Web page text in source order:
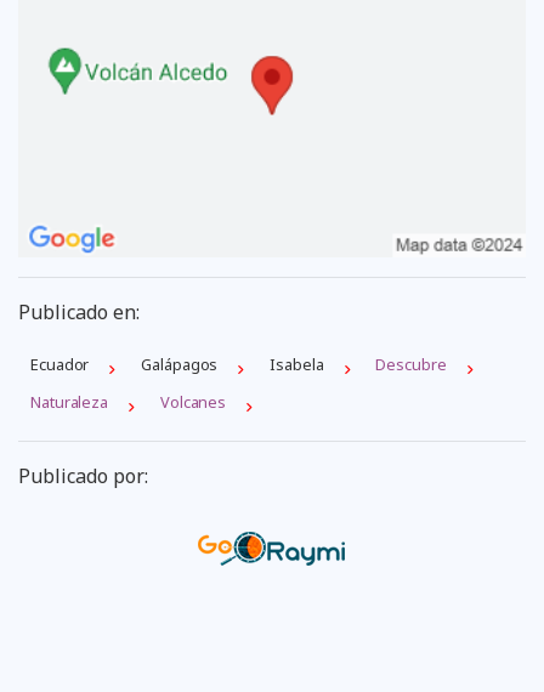
Publicado en:
Ecuador Galápagos Isabela
Descubre
Naturaleza
Volcanes
Publicado por: